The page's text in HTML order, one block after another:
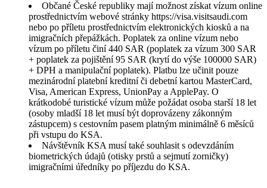
Občané České republiky mají možnost získat vízum online
prostřednictvím webové stránky https://visa.visitsaudi.com
nebo po příletu prostřednictvím elektronických kiosků a na
imigračních přepážkách. Poplatek za online vízum nebo
vízum po příletu činí 440 SAR (poplatek za vízum 300 SAR
+ poplatek za pojištění 95 SAR (krytí do výše 100000 SAR)
+ DPH a manipulační poplatek). Platbu lze učinit pouze
mezinárodní platební kreditní či debetní kartou MasterCard,
Visa, American Express, UnionPay a ApplePay. O
krátkodobé turistické vízum může požádat osoba starší 18 let
(osoby mladší 18 let musí být doprovázeny zákonným
zástupcem) s cestovním pasem platným minimálně 6 měsíců
při vstupu do KSA.
Návštěvník KSA musí také souhlasit s odevzdáním
biometrických údajů (otisky prstů a sejmutí zorničky)
imigračními úředníky po příjezdu do KSA.